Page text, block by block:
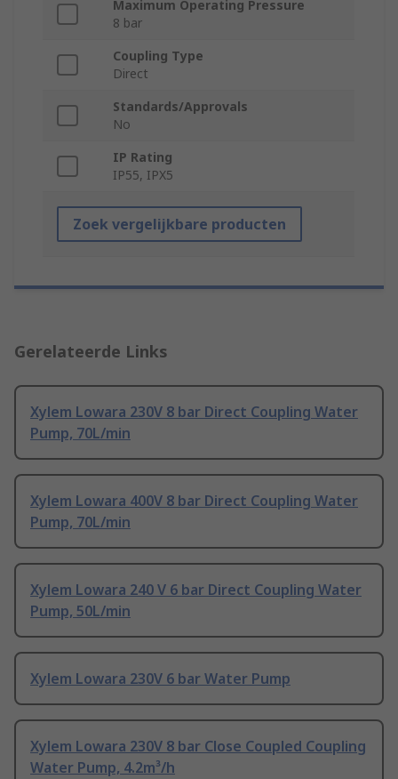
Maximum Operating Pressure
8 bar
Coupling Type
Direct
Standards/Approvals
No
IP Rating
IP55, IPX5
Zoek vergelijkbare producten
Gerelateerde Links
Xylem Lowara 230V 8 bar Direct Coupling Water
Pump, 70L/min
Xylem Lowara 400V 8 bar Direct Coupling Water
Pump, 70L/min
Xylem Lowara 240 V 6 bar Direct Coupling Water
Pump, 50L/min
Xylem Lowara 230V 6 bar Water Pump
Xylem Lowara 230V 8 bar Close Coupled Coupling
Water Pump, 4.2m³/h